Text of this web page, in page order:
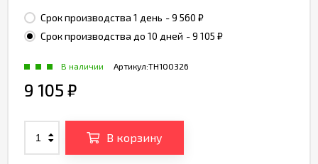
Срок производства 1 день - 9 560 ₽
Срок производства до 10 дней - 9 105 ₽
Артикул:TH100326
В наличии
9 105 ₽
В корзину